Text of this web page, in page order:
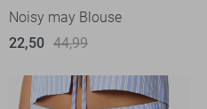
Noisy may Blouse
22,50 44,99